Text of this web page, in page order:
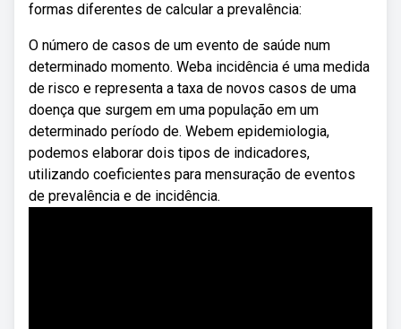
formas diferentes de calcular a prevalência:
O número de casos de um evento de saúde num
determinado momento. Weba incidência é uma medida
de risco e representa a taxa de novos casos de uma
doença que surgem em uma população em um
determinado período de. Webem epidemiologia,
podemos elaborar dois tipos de indicadores,
utilizando coeficientes para mensuração de eventos
de prevalência e de incidência.